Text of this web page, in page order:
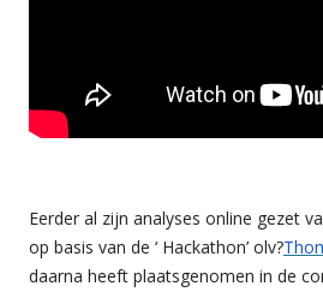
Eerder al zijn analyses online gezet
op basis van de ‘ Hackathon’ olv?
daarna heeft plaatsgenomen in de